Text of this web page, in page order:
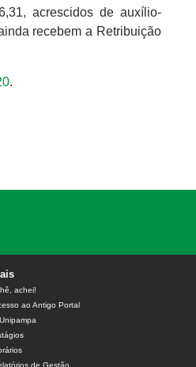
acrescidos de auxílio-
recebem a Retribuição
.
achei!
ao Antigo Portal
de Gestão